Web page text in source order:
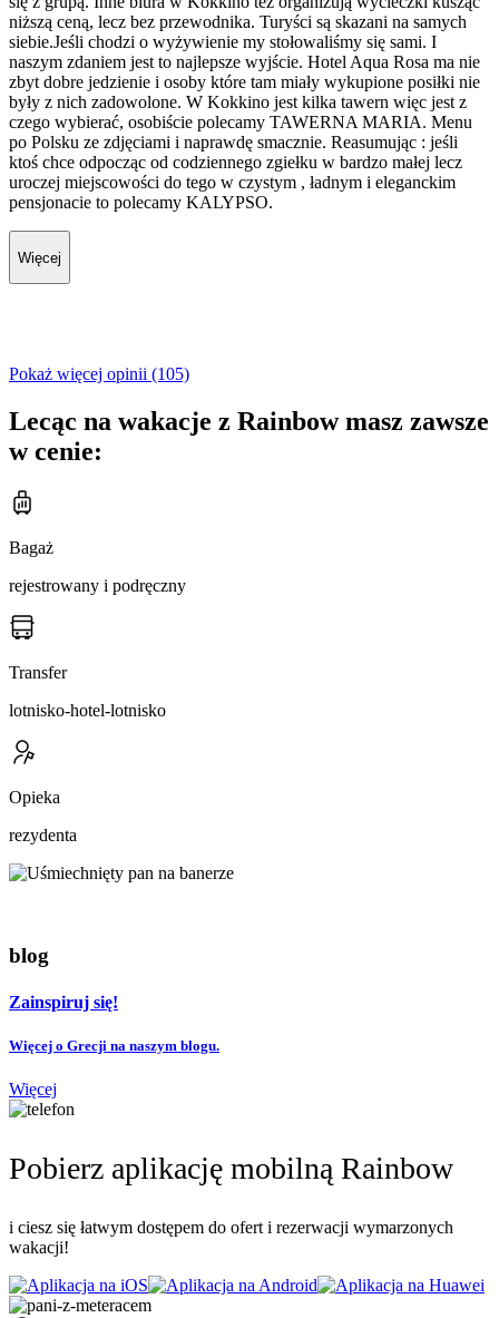
niższą ceną, lecz bez przewodnika. Turyści są skazani na samych
siebie.Jeśli chodzi o wyżywienie my stołowaliśmy się sami. I
naszym zdaniem jest to najlepsze wyjście. Hotel Aqua Rosa ma nie
zbyt dobre jedzienie i osoby które tam miały wykupione posiłki nie
były z nich zadowolone. W Kokkino jest kilka tawern więc jest z
czego wybierać, osobiście polecamy TAWERNA MARIA. Menu
po Polsku ze zdjęciami i naprawdę smacznie. Reasumując : jeśli
ktoś chce odpocząc od codziennego zgiełku w bardzo małej lecz
uroczej miejscowości do tego w czystym , ładnym i eleganckim
pensjonacie to polecamy KALYPSO.
Więcej
Pokaż więcej opinii (105)
Lecąc na wakacje z Rainbow masz zawsze
w cenie:
Bagaż
rejestrowany i podręczny
Transfer
lotnisko-hotel-lotnisko
Opieka
rezydenta
blog
Zainspiruj się!
Więcej o Grecji na naszym blogu.
Więcej
Pobierz aplikację mobilną Rainbow
i ciesz się łatwym dostępem do ofert i rezerwacji wymarzonych
wakacji!